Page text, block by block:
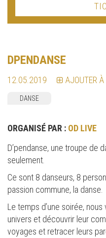
DPENDANSE
12.05.2019 AJOUTER
DANSE
ORGANISÉ PAR : OD LIVE
D’pendanse, une troupe de
seulement.
Ce sont 8 danseurs, 8
passion commune, la danse.
Le temps d’une soirée,
univers et découvrir leur
voyages et retracer leurs